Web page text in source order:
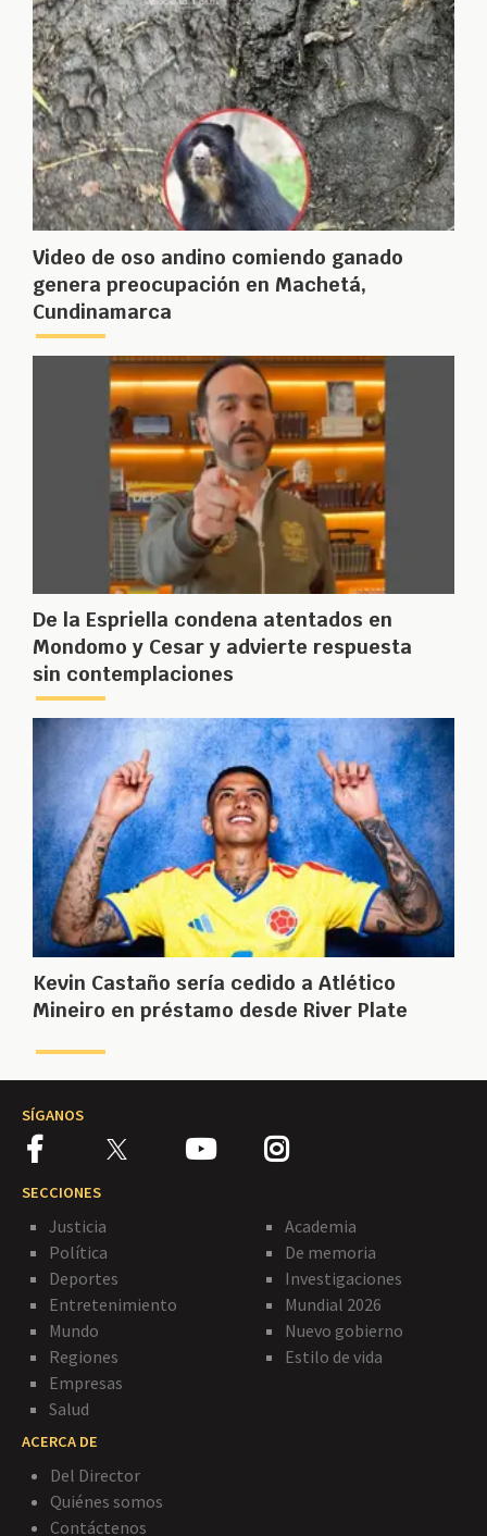
Video de oso andino comiendo ganado
genera preocupación en Machetá,
Cundinamarca
De la Espriella condena atentados en
Mondomo y Cesar y advierte respuesta
sin contemplaciones
Kevin Castaño sería cedido a Atlético
Mineiro en préstamo desde River Plate
SÍGANOS
SECCIONES
Justicia
Política
Deportes
Entretenimiento
Mundo
Regiones
Empresas
Salud
Academia
De memoria
Investigaciones
Mundial 2026
Nuevo gobierno
Estilo de vida
ACERCA DE
Del Director
Quiénes somos
Contáctenos